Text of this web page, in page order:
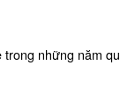
những năm